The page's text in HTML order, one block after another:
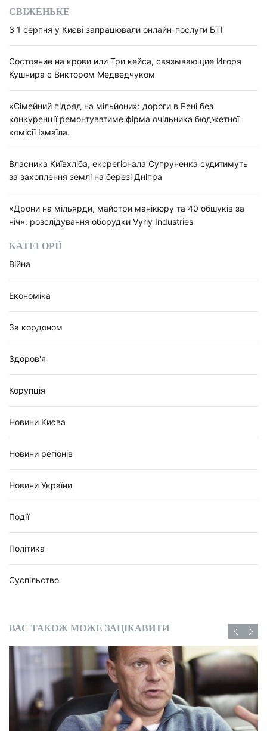
СВІЖЕНЬКЕ
З 1 серпня у Києві запрацювали онлайн-послуги БТІ
Состояние на крови или Три кейса, связывающие Игоря
Кушнира с Виктором Медведчуком
«Сімейний підряд на мільйони»: дороги в Рені без
конкуренції ремонтуватиме фірма очільника бюджетної
комісії Ізмаїла.
Власника Київхліба, ексрегіонала Супруненка судитимуть
за захоплення землі на березі Дніпра
«Дрони на мільярди, майстри манікюру та 40 обшуків за
ніч»: розслідування оборудки Vyriy Industries
КАТЕГОРІЇ
Війна
Економіка
За кордоном
Здоров'я
Корупція
Новини Києва
Новини регіонів
Новини України
Події
Політика
Суспільство
ВАС ТАКОЖ МОЖЕ ЗАЦІКАВИТИ